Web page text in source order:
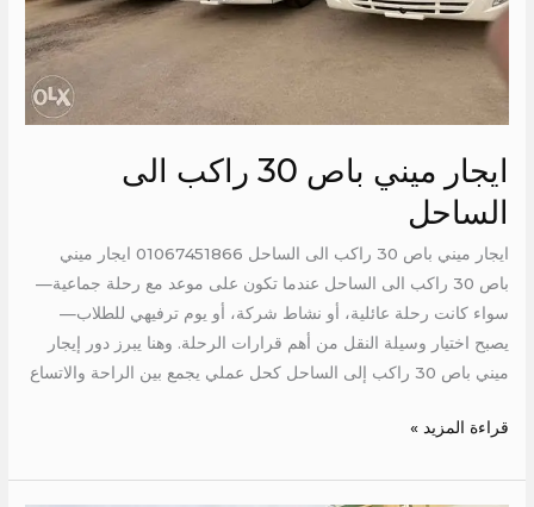
ايجار ميني باص 30 راكب الى
الساحل
ايجار ميني باص 30 راكب الى الساحل 01067451866 ايجار ميني
باص 30 راكب الى الساحل عندما تكون على موعد مع رحلة جماعية—
سواء كانت رحلة عائلية، أو نشاط شركة، أو يوم ترفيهي للطلاب—
يصبح اختيار وسيلة النقل من أهم قرارات الرحلة. وهنا يبرز دور إيجار
ميني باص 30 راكب إلى الساحل كحل عملي يجمع بين الراحة والاتساع
قراءة المزيد »